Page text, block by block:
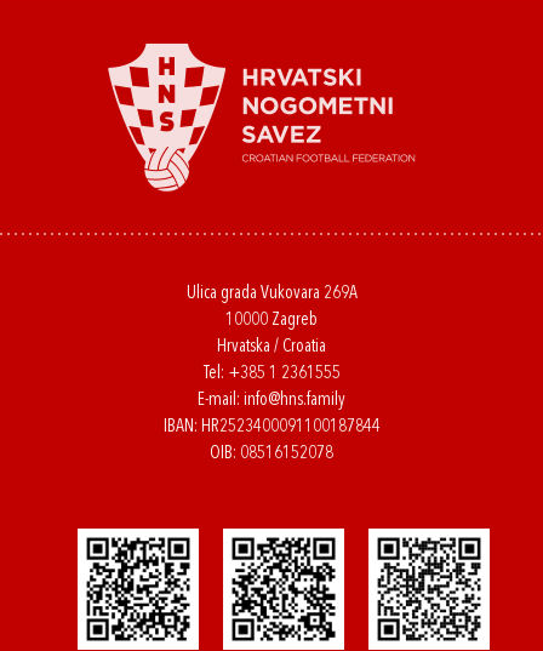
Ulica grada Vukovara 269A
10000 Zagreb
Hrvatska / Croatia
Tel: +385 1 2361555
E-mail: info@hns.family
IBAN: HR2523400091100187844
OIB: 08516152078